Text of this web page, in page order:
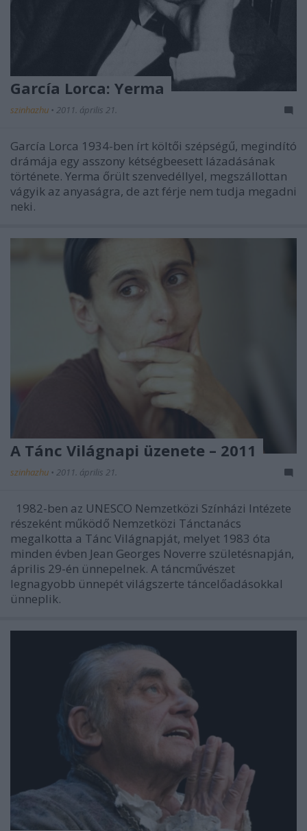
García Lorca: Yerma
szinhazhu • 2011. április 21.
García Lorca 1934-ben írt költői szépségű, megindító
drámája egy asszony kétségbeesett lázadásának
története. Yerma őrült szenvedéllyel, megszállottan
vágyik az anyaságra, de azt férje nem tudja megadni
neki.
A Tánc Világnapi üzenete – 2011
szinhazhu • 2011. április 21.
1982-ben az UNESCO Nemzetközi Színházi Intézete
részeként működő Nemzetközi Tánctanács
megalkotta a Tánc Világnapját, melyet 1983 óta
minden évben Jean Georges Noverre születésnapján,
április 29-én ünnepelnek. A táncművészet
legnagyobb ünnepét világszerte táncelőadásokkal
ünneplik.